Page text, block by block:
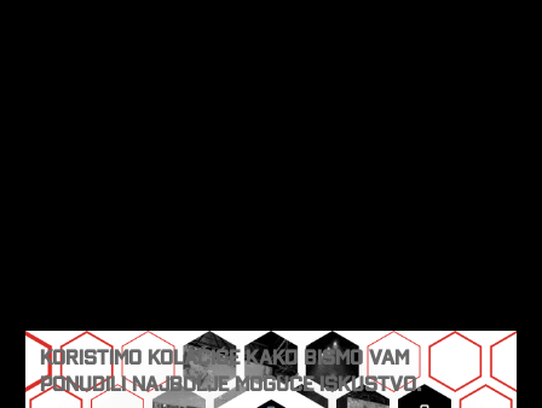
Koristimo kolačiće kako bismo vam
ponudili najbolje moguće iskustvo.